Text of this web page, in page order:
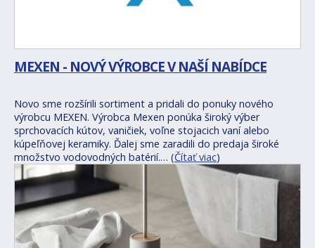
MEXEN - NOVÝ VÝROBCE V NAŠÍ NABÍDCE
Novo sme rozšírili sortiment a pridali do ponuky nového
výrobcu MEXEN. Výrobca Mexen ponúka široký výber
sprchovacích kútov, vaničiek, voľne stojacich vaní alebo
kúpeľňovej keramiky. Ďalej sme zaradili do predaja široké
množstvo vodovodných batérií.… (Čítať viac)